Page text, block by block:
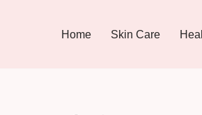
Home Skin Care